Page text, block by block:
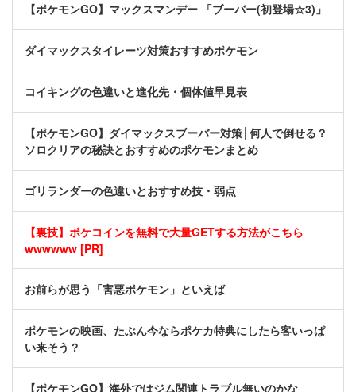
【ポケモンGO】マックスマンデー 「ブーバー(初登場☆3)」
ダイマックスタイレーツ対策おすすめポケモン
コイキングの色違いと進化先・個体値早見表
【ポケモンGO】ダイマックスブーバー対策│何人で倒せる？
ソロクリアの秘訣とおすすめのポケモンまとめ
ゴリランダーの色違いとおすすめ技・弱点
【裏技】ポケコインを無料で大量GETする方法がこちら
wwwwww [PR]
お前らが思う「害悪ポケモン」といえば
ポケモンの映画、たぶん今ならポケカ特典にしたら客いっぱ
い来そう？
【ポケモンGO】海外ではジム関連トラブル無いのかな